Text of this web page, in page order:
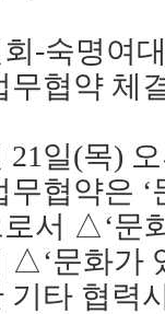
-숙명여
무협약 체
21 일(목)
무협약은 ‘
서 △‘문
△‘문화가
기타 협력